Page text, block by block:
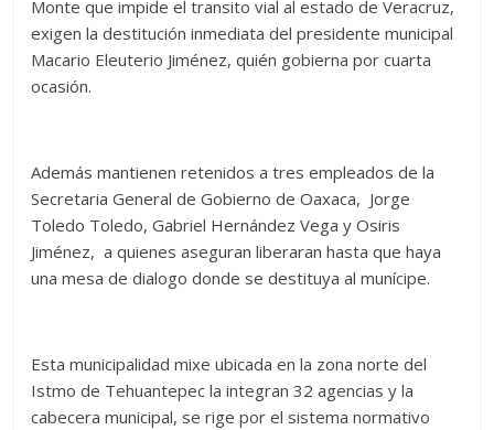
Monte que impide el transito vial al estado de Veracruz,
exigen la destitución inmediata del presidente municipal
Macario Eleuterio Jiménez, quién gobierna por cuarta
ocasión.
Además mantienen retenidos a tres empleados de la
Secretaria General de Gobierno de Oaxaca, Jorge
Toledo Toledo, Gabriel Hernández Vega y Osiris
Jiménez, a quienes aseguran liberaran hasta que haya
una mesa de dialogo donde se destituya al munícipe.
Esta municipalidad mixe ubicada en la zona norte del
Istmo de Tehuantepec la integran 32 agencias y la
cabecera municipal, se rige por el sistema normativo